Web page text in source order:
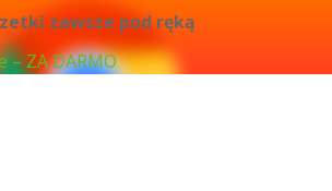
zawsze pod ręką
– ZA DARMO